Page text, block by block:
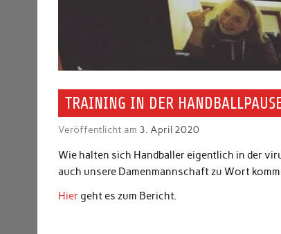
TRAINING IN DER
Veröffentlicht am 3. April 2020
Wie halten sich Handballer eigentlich in der
auch unsere Damenmannschaft zu Wort
Hier geht es zum Bericht.